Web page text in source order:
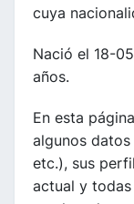
cuya
Nació el 18-
años.
En esta
algunos
etc.), sus
actual y